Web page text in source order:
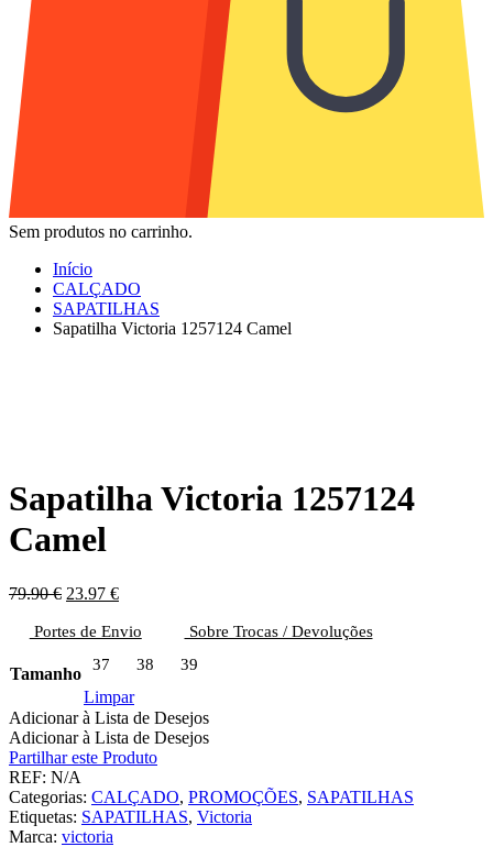
Sem produtos no carrinho.
Início
CALÇADO
SAPATILHAS
Sapatilha Victoria 1257124 Camel
Sapatilha Victoria 1257124
Camel
79.90€ O
original
79.90 €.
23.97 €O
atual
23.97 €.
Portes de Envio Sobre Trocas / Devoluções
Tamanho 37 38 39
Limpar
Adicionar à Lista de Desejos
Adicionar à Lista de Desejos
Partilhar este Produto
REF: N/A
Categorias: CALÇADO, PROMOÇÕES, SAPATILHAS
Etiquetas: SAPATILHAS, Victoria
Marca: victoria